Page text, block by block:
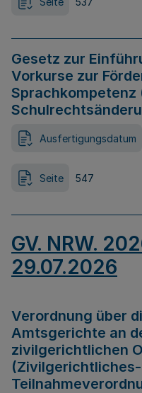
Gesetz zur
Vorkurse zur
Sprachkompetenz
Ausfertigungsdatum
Seite 547
GV. NRW.
29.07.2026
Verordnung über
Amtsgerichte an
zivilgerichtlichen